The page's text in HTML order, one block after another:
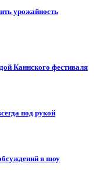
урожайность
Каннского фестиваля
под рукой
в шоу